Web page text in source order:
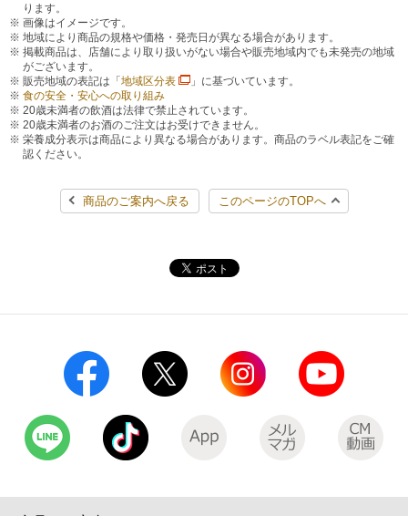
ります。
画像はイメージです。
地域により商品の規格や価格・発売日が異なる場合があります。
掲載商品は、店舗により取り扱いがない場合や販売地域内でも未発売の地域
がございます。
販売地域の表記は「 地域区分表
」に基づいています。
食の安全・安心への取り組み
20歳未満者の飲酒は法律で禁止されています。
20歳未満者のお酒のご注文はお受けできません。
栄養成分表示は商品により異なる場合があります。商品のラベル表記をご確
認ください。
商品のご案内へ戻る このページのTOPへ